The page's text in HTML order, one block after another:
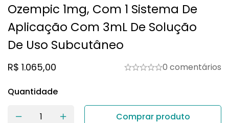
Ozempic 1mg, Com 1 Sistema De
Aplicação Com 3mL De Solução
De Uso Subcutâneo
R$ 1.065,00 0 comentários
Quantidade
Comprar produto